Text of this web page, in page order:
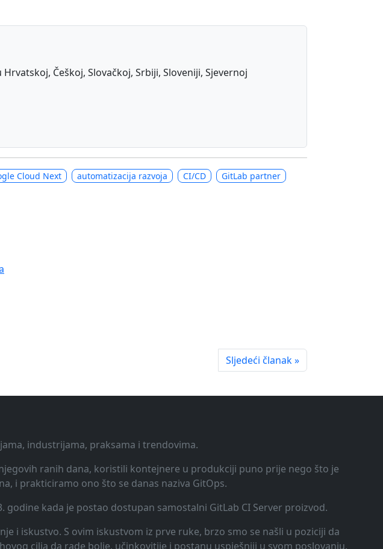
Češkoj, Slovačkoj, Srbiji, Sloveniji, Sjevernoj
Cloud Next automatizacija razvoja CI/CD
GitLab partner
Sljedeći članak »
industrijama, praksama i trendovima.
ranih dana, koristili kontejnere u produkciji puno prije nego što je
i prakticiramo ono što se danas naziva GitOps.
kada je postao dostupan samostalni GitLab CI Server proizvod.
i iskustvo. S ovim iskustvom iz prve ruke, brzo smo se našli u poziciji da
cilja da rade bolje, učinkovitije i postanu uspješniji u svom poslovanju.